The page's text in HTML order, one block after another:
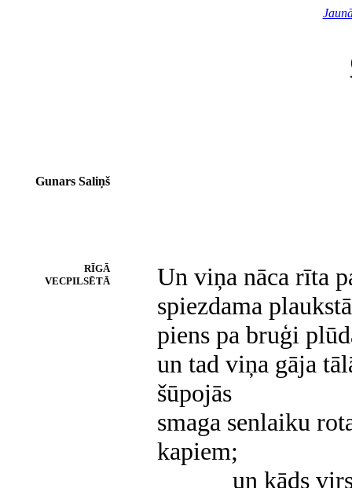
Gunars Saliņš
RĪGĀ
VECPILSĒTĀ
Un viņa nāca rīta
spiezdama
piens pa bruģi
un tad viņa gāja
šūpojās
smaga senlaiku
kapiem;
un kāds virs